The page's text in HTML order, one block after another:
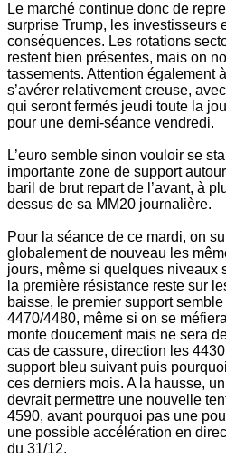
Le marché continue donc de
surprise Trump, les investisseurs
conséquences. Les rotations
restent bien présentes, mais on
tassements. Attention également
s’avérer relativement creuse,
qui seront fermés jeudi toute la
pour une demi-séance vendredi.
L’euro semble sinon vouloir se
importante zone de support
baril de brut repart de l’avant, à
dessus de sa MM20 journalière.
Pour la séance de ce mardi, on
globalement de nouveau les
jours, même si quelques niveaux
la première résistance reste sur
baisse, le premier support
4470/4480, même si on se
monte doucement mais ne sera
cas de cassure, direction les
support bleu suivant puis
ces derniers mois. A la hausse,
devrait permettre une nouvelle
4590, avant pourquoi pas une
une possible accélération en
du 31/12.